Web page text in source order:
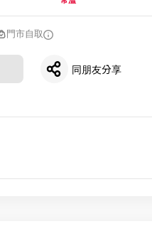
門市自取
同朋友分享